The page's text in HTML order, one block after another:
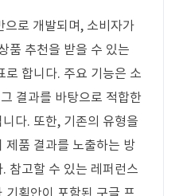
로 개발되며, 소비자가
품 추천을 받을 수 있는
로 합니다. 주요 기능은 소
결과를 바탕으로 적합한
다. 또한, 기존의 유형을
제품 결과를 노출하는 방
참고할 수 있는 레퍼런스
기획안이 포함된 구글 프